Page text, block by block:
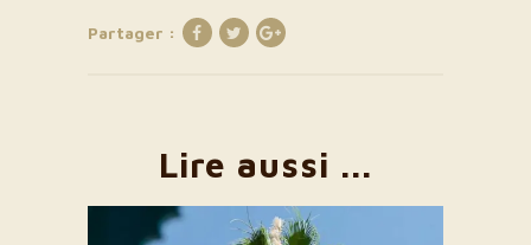
Partager :
Lire aussi ...